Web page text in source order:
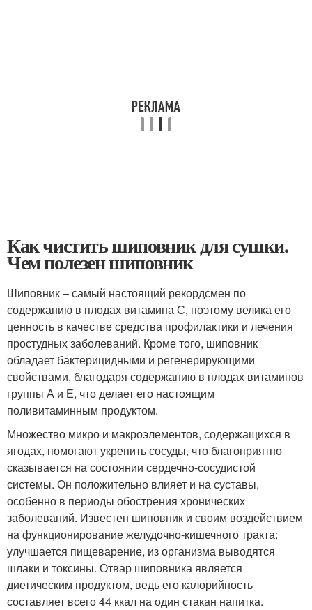
Как чистить шиповник для сушки.
Чем полезен шиповник
Шиповник – самый настоящий рекордсмен по
содержанию в плодах витамина С, поэтому велика его
ценность в качестве средства профилактики и лечения
простудных заболеваний. Кроме того, шиповник
обладает бактерицидными и регенерирующими
свойствами, благодаря содержанию в плодах витаминов
группы А и Е, что делает его настоящим
поливитаминным продуктом.
Множество микро и макроэлементов, содержащихся в
ягодах, помогают укрепить сосуды, что благоприятно
сказывается на состоянии сердечно-сосудистой
системы. Он положительно влияет и на суставы,
особенно в периоды обострения хронических
заболеваний. Известен шиповник и своим воздействием
на функционирование желудочно-кишечного тракта:
улучшается пищеварение, из организма выводятся
шлаки и токсины. Отвар шиповника является
диетическим продуктом, ведь его калорийность
составляет всего 44 ккал на один стакан напитка.